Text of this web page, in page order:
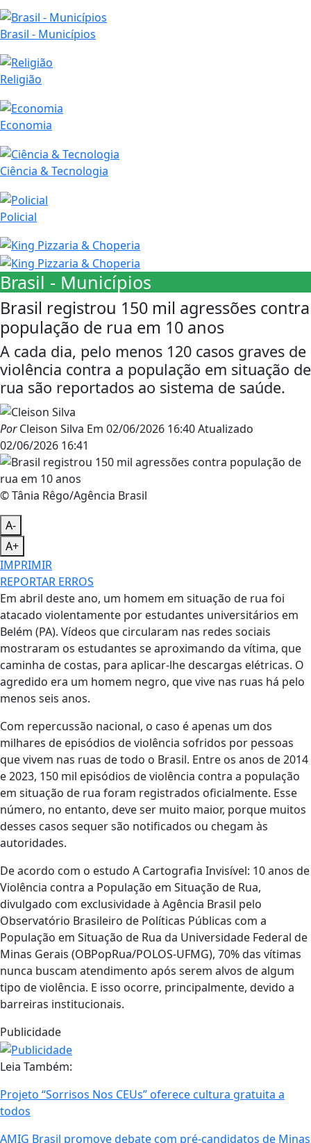
Brasil - Municípios
Religião
Economia
Ciência & Tecnologia
Policial
Brasil - Municípios
Brasil registrou 150 mil agressões contra
população de rua em 10 anos
A cada dia, pelo menos 120 casos graves de
violência contra a população em situação de
rua são reportados ao sistema de saúde.
PorCleison Silva Em 02/06/2026 16:40Atualizado
02/06/2026 16:41
© Tânia Rêgo/Agência Brasil
A-
A+
IMPRIMIR
REPORTAR ERROS
Em abril deste ano, um homem em situação de rua foi
atacado violentamente por estudantes universitários em
Belém (PA). Vídeos que circularam nas redes sociais
mostraram os estudantes se aproximando da vítima, que
caminha de costas, para aplicar-lhe descargas elétricas. O
agredido era um homem negro, que vive nas ruas há pelo
menos seis anos.
Com repercussão nacional, o caso é apenas um dos
milhares de episódios de violência sofridos por pessoas
que vivem nas ruas de todo o Brasil. Entre os anos de 2014
e 2023, 150 mil episódios de violência contra a população
em situação de rua foram registrados oficialmente. Esse
número, no entanto, deve ser muito maior, porque muitos
desses casos sequer são notificados ou chegam às
autoridades.
De acordo com o estudo A Cartografia Invisível: 10 anos de
Violência contra a População em Situação de Rua,
divulgado com exclusividade à Agência Brasil pelo
Observatório Brasileiro de Políticas Públicas com a
População em Situação de Rua da Universidade Federal de
Minas Gerais (OBPopRua/POLOS-UFMG), 70% das vítimas
nunca buscam atendimento após serem alvos de algum
tipo de violência. E isso ocorre, principalmente, devido a
barreiras institucionais.
Publicidade
Leia Também:
Projeto “Sorrisos Nos CEUs” oferece cultura gratuita a
todos
AMIG Brasil promove debate com pré-candidatos de Minas